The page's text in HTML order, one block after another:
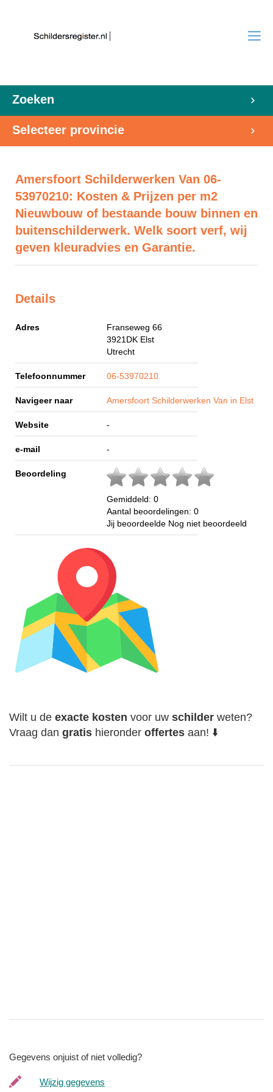
Zoeken
Selecteer provincie
Amersfoort Schilderwerken Van 06-
53970210: Kosten & Prijzen per m2
Nieuwbouw of bestaande bouw binnen en
buitenschilderwerk. Welk soort verf, wij
geven kleuradvies en Garantie.
Details
Adres
Franseweg 66
3921DK Elst
Utrecht
Telefoonnummer 06-53970210
Navigeer naar Amersfoort Schilderwerken Van in Elst
Website -
e-mail -
Beoordeling
Gemiddeld: 0
Aantal beoordelingen: 0
Jij beoordeelde Nog niet beoordeeld
Wilt u de exacte kosten voor uw schilder weten?
Vraag dan gratis hieronder offertes aan! ⬇️
Gegevens onjuist of niet volledig?
Wijzig gegevens